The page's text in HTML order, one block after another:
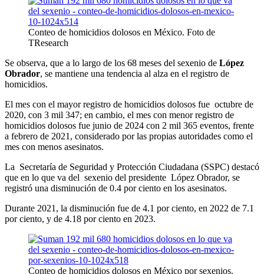
Conteo de homicidios dolosos en México. Foto de
TResearch
Se observa, que a lo largo de los 68 meses del sexenio de López
Obrador, se mantiene una tendencia al alza en el registro de
homicidios.
El mes con el mayor registro de homicidios dolosos fue octubre de
2020, con 3 mil 347; en cambio, el mes con menor registro de
homicidios dolosos fue junio de 2024 con 2 mil 365 eventos, frente
a febrero de 2021, considerado por las propias autoridades como el
mes con menos asesinatos.
La Secretaría de Seguridad y Protección Ciudadana (SSPC) destacó
que en lo que va del sexenio del presidente López Obrador, se
registró una disminución de 0.4 por ciento en los asesinatos.
Durante 2021, la disminución fue de 4.1 por ciento, en 2022 de 7.1
por ciento, y de 4.18 por ciento en 2023.
Conteo de homicidios dolosos en México por sexenios.